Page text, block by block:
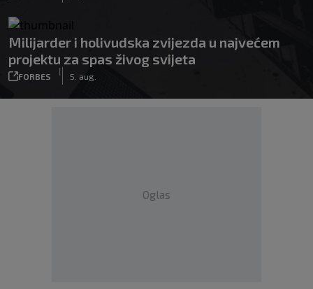
Milijarder i holivudska zvijezda u najvećem
projektu za spas živog svijeta
FORBES
|
5. aug.
Oglas